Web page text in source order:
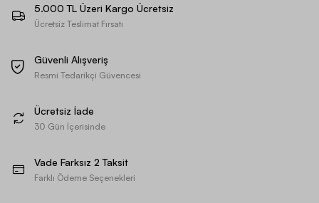
5.000 TL Üzeri Kargo Ücretsiz
Ücretsiz Teslimat Fırsatı
Güvenli Alışveriş
Resmi Tedarikçi Güvencesi
Ücretsiz İade
30 Gün İçerisinde
Vade Farksız 2 Taksit
Farklı Ödeme Seçenekleri